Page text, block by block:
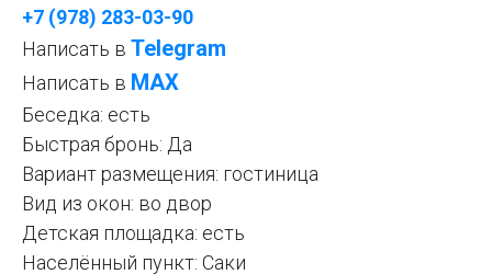
+7 (978) 283-03-90
Написать в Telegram
Написать в МАХ
Беседка: есть
Быстрая бронь: Да
Вариант размещения: гостиница
Вид из окон: во двор
Детская площадка: есть
Населённый пункт: Саки